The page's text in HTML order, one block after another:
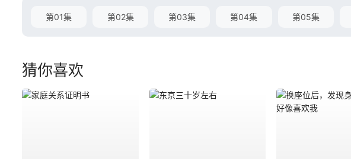
第01集 第02集 第03集 第04集 第05集
猜你喜欢